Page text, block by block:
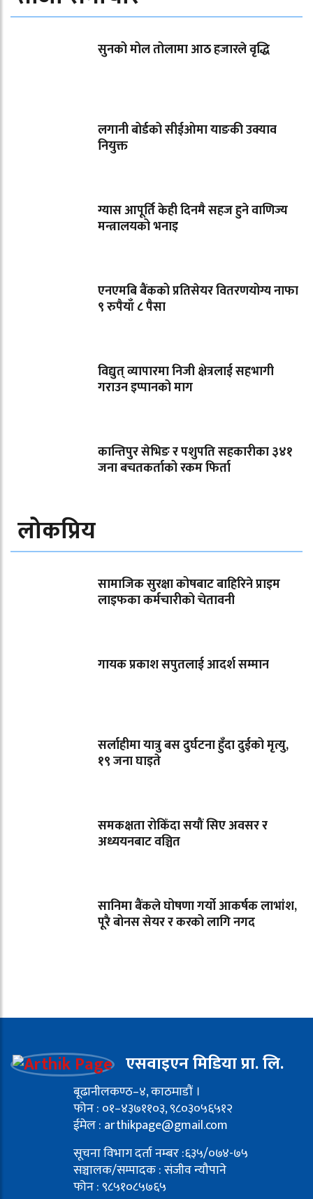
सुनको मोल तोलामा आठ हजारले वृद्धि
लगानी बोर्डको सीईओमा याङकी उक्याव
नियुक्त
ग्यास आपूर्ति केही दिनमै सहज हुने वाणिज्य
मन्त्रालयको भनाइ
एनएमबि बैंकको प्रतिसेयर वितरणयोग्य नाफा
९ रुपैयाँ ८ पैसा
विद्युत् व्यापारमा निजी क्षेत्रलाई सहभागी
गराउन इप्पानको माग
कान्तिपुर सेभिङ र पशुपति सहकारीका ३४१
जना बचतकर्ताको रकम फिर्ता
लोकप्रिय
सामाजिक सुरक्षा कोषबाट बाहिरिने प्राइम
लाइफका कर्मचारीको चेतावनी
गायक प्रकाश सपुतलाई आदर्श सम्मान
सर्लाहीमा यात्रु बस दुर्घटना हुँदा दुईको मृत्यु,
१९ जना घाइते
समकक्षता रोकिँदा सयौं सिए अवसर र
अध्ययनबाट वञ्चित
सानिमा बैंकले घोषणा गर्यो आकर्षक लाभांश,
पूरै बोनस सेयर र करको लागि नगद
एसवाइएन मिडिया प्रा. लि.
बूढानीलकण्ठ–४, काठमाडौं ।
फोन : ०१–४३७११०३, ९८०३०५६५१२
ईमेल : arthikpage@gmail.com
सूचना विभाग दर्ता नम्बर :६३५/०७४-७५
सञ्चालक/सम्पादक : संजीव न्यौपाने
फोन : ९८५१०८५७६५